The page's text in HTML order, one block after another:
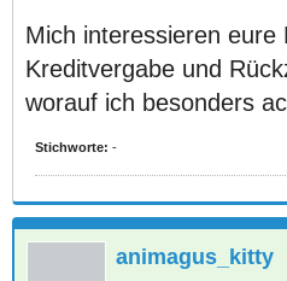
Mich interessieren
Kreditvergabe und
worauf ich besonders
Stichworte: -
animagus_kitty